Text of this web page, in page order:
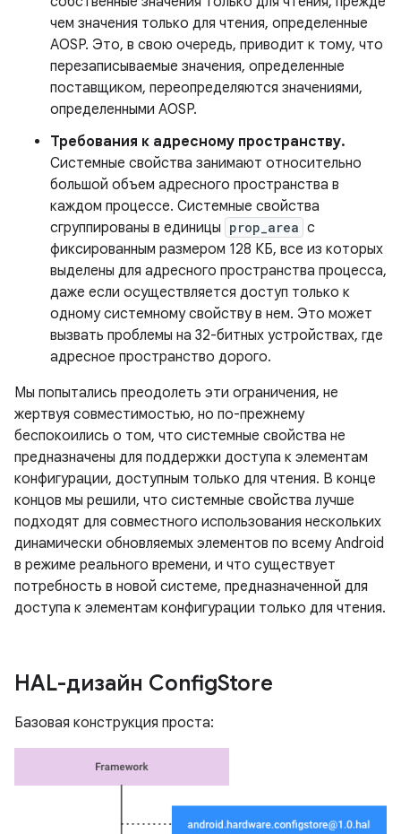
чем значения только для чтения, определенные
AOSP. Это, в свою очередь, приводит к тому, что
перезаписываемые значения, определенные
поставщиком, переопределяются значениями,
определенными AOSP.
Требования к адресному пространству.
Системные свойства занимают относительно
большой объем адресного пространства в
каждом процессе. Системные свойства
сгруппированы в единицы prop_area с
фиксированным размером 128 КБ, все из которых
выделены для адресного пространства процесса,
даже если осуществляется доступ только к
одному системному свойству в нем. Это может
вызвать проблемы на 32-битных устройствах, где
адресное пространство дорого.
Мы попытались преодолеть эти ограничения, не
жертвуя совместимостью, но по-прежнему
беспокоились о том, что системные свойства не
предназначены для поддержки доступа к элементам
конфигурации, доступным только для чтения. В конце
концов мы решили, что системные свойства лучше
подходят для совместного использования нескольких
динамически обновляемых элементов по всему Android
в режиме реального времени, и что существует
потребность в новой системе, предназначенной для
доступа к элементам конфигурации только для чтения.
HAL-дизайн ConfigStore
Базовая конструкция проста: